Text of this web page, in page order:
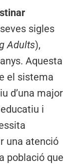
sigles
Adults),
Aquesta
el sistema
d’una major
i
una atenció
població que